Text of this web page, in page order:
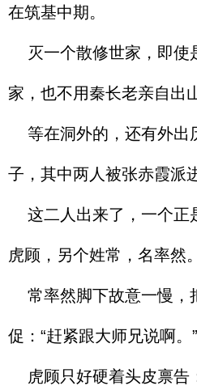
在筑基中期。
灭一个散修世家，即使
家，也不用秦长老亲自出
等在洞外的，还有外出
子，其中两人被张赤霞派
这二人出来了，一个正
虎顾，另个姓常，名率然。
常率然脚下故意一慢，
促：“赶紧跟大师兄说啊。”
虎顾只好硬着头皮禀告